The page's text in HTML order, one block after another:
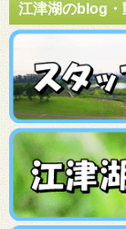
江津湖のblog・